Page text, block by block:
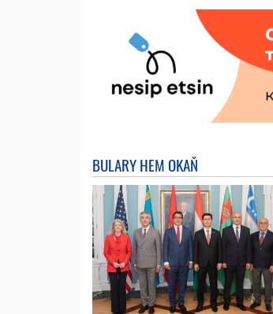
BULARY HEM OKAŇ